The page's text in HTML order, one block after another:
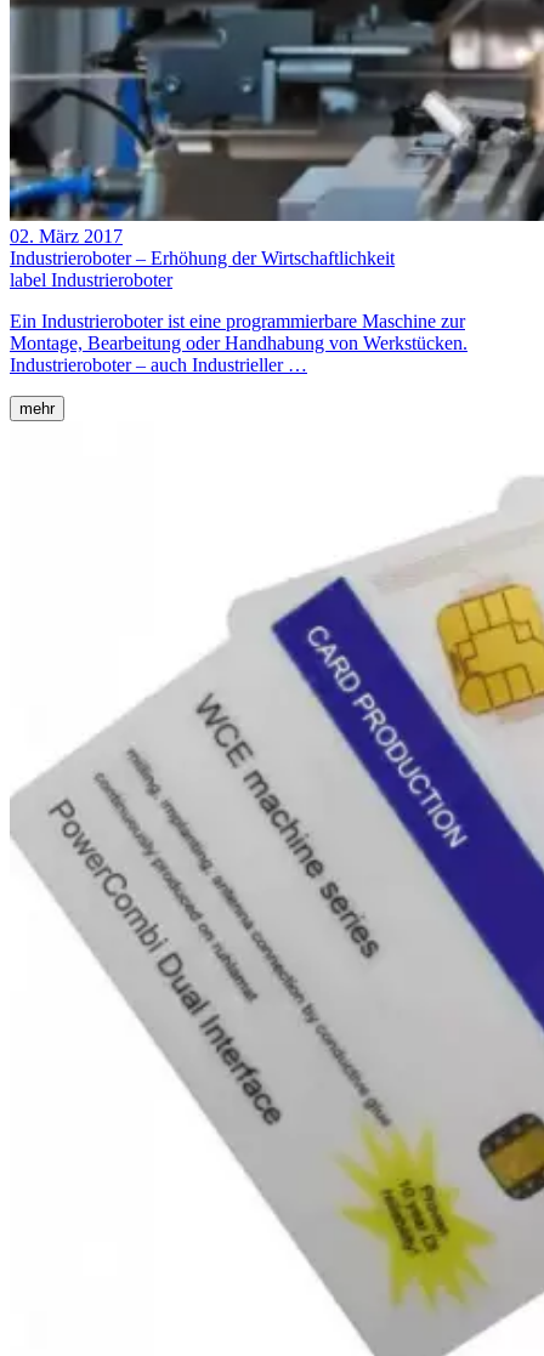
02. März 2017
Industrieroboter – Erhöhung der Wirtschaftlichkeit
label Industrieroboter
Ein Industrieroboter ist eine programmierbare Maschine zur
Montage, Bearbeitung oder Handhabung von Werkstücken.
Industrieroboter – auch Industrieller …
mehr